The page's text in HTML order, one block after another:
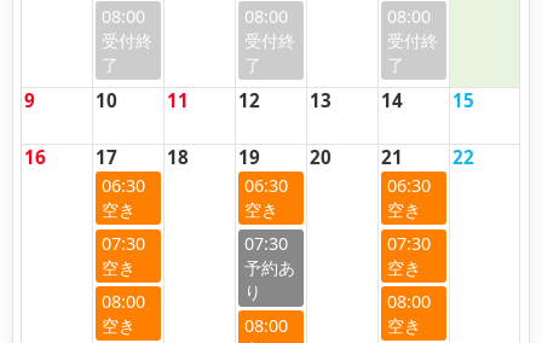
08:00 08:00 08:00
9 10 11 12 13 14 15
16 17
06:30
07:30
08:00
18 19
06:30
07:30
08:00
20 21
06:30
07:30
08:00
22